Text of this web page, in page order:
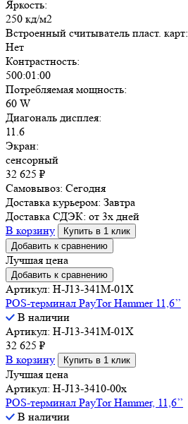
Яркость:
250 кд/м2
Встроенный считыватель пласт. карт:
Нет
Контрастность:
500:01:00
Потребляемая мощность:
60 W
Диагональ дисплея:
11.6
Экран:
сенсорный
32 625 ₽
Самовывоз: Сегодня
Доставка курьером: Завтра
Доставка СДЭК: от 3х дней
В корзину
Купить в 1 клик
Добавить к сравнению
Лучшая цена
Добавить к сравнению
Артикул: H-J13-341M-01X
POS-терминал PayTor Hammer 11,6’’
В наличии
Артикул: H-J13-341M-01X
32 625 ₽
В корзину
Купить в 1 клик
Лучшая цена
Артикул: H-J13-3410-00x
POS-терминал PayTor Hammer, 11,6’’
В наличии